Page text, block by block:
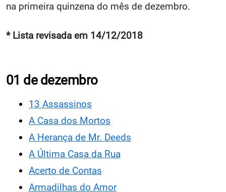
na primeira quinzena do mês de dezembro.
* Lista revisada em 14/12/2018
01 de dezembro
13 Assassinos
A Casa dos Mortos
A Herança de Mr. Deeds
A Última Casa da Rua
Acerto de Contas
Armadilhas do Amor